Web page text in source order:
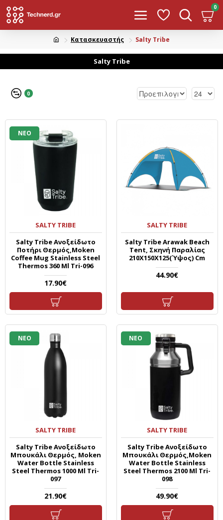
0
Κατασκευαστής Salty Tribe
Salty Tribe
0
ΝΕΟ
SALTY TRIBE
Salty Tribe Ανοξείδωτο
Ποτήρι Θερμός,Moken
Coffee Mug Stainless Steel
Thermos 360 Ml Tri-096
17.90€
SALTY TRIBE
Salty Tribe Arawak Beach
Tent, Σκηνή Παραλίας
210X150X125(Ύψος) Cm
44.90€
ΝΕΟ
SALTY TRIBE
Salty Tribe Ανοξείδωτο
Μπουκάλι Θερμός, Moken
Water Bottle Stainless
Steel Thermos 1000 Ml Tri-
097
21.90€
ΝΕΟ
SALTY TRIBE
Salty Tribe Ανοξείδωτο
Μπουκάλι Θερμός,Moken
Water Bottle Stainless
Steel Thermos 2100 Ml Tri-
098
49.90€